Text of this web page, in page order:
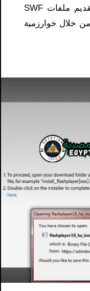
تحسين ملفات SWF. قم بتقديم ملفات SWF
خلال خوارزمية